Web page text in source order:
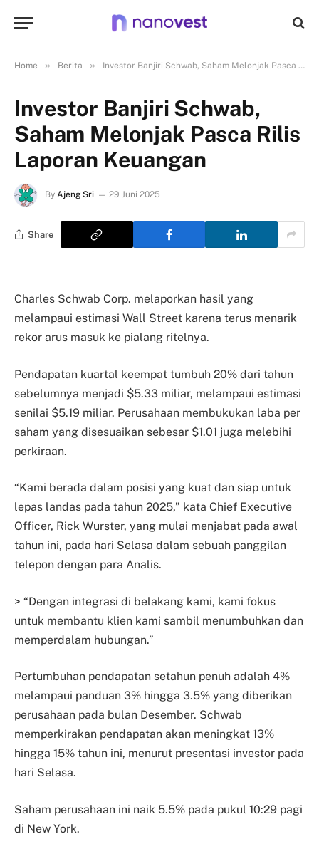
Home » Berita » Investor Banjiri Schwab, Saham Melonjak Pasca Rilis Laporan Keuangan
Investor Banjiri Schwab,
Saham Melonjak Pasca Rilis
Laporan Keuangan
By Ajeng Sri 29 Juni 2025
Share
Charles Schwab Corp. melaporkan hasil yang
melampaui estimasi Wall Street karena terus menarik
rekor arus masuk ke pialang ritelnya.
Pendapatan kuartal keempat tumbuh 20% dari tahun
sebelumnya menjadi $5.33 miliar, melampaui estimasi
senilai $5.19 miliar. Perusahaan membukukan laba per
saham yang disesuaikan sebesar $1.01 juga melebihi
perkiraan.
“Kami berada dalam posisi yang kuat dan siap untuk
lepas landas pada tahun 2025,” kata Chief Executive
Officer, Rick Wurster, yang mulai menjabat pada awal
tahun ini, pada hari Selasa dalam sebuah panggilan
telepon dengan para Analis.
> “Dengan integrasi di belakang kami, kami fokus
untuk membantu klien kami sambil menumbuhkan dan
memperdalam hubungan.”
Pertumbuhan pendapatan setahun penuh adalah 4%
melampaui panduan 3% hingga 3.5% yang diberikan
perusahaan pada bulan Desember. Schwab
memperkirakan pendapatan akan meningkat 13%
hingga 15% tahun ini, menurut presentasi investor pada
hari Selasa.
Saham perusahaan ini naik 5.5% pada pukul 10:29 pagi
di New York.